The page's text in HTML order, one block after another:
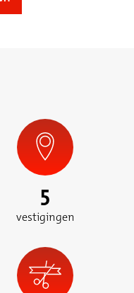
5
vestigingen